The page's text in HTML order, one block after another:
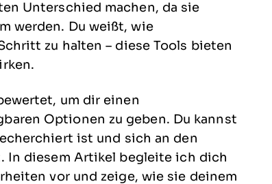
Unterschied machen, da sie
werden. Du weißt, wie
zu halten – diese Tools bieten
um dir einen
Optionen zu geben. Du kannst
ist und sich an den
In diesem Artikel begleite ich dich
vor und zeige, wie sie deinem